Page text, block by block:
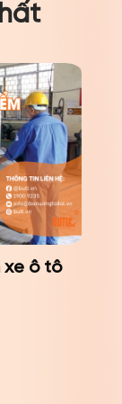
xe ô tô